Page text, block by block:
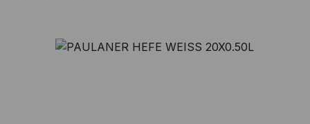
Afbeeldingengalerij overslaan